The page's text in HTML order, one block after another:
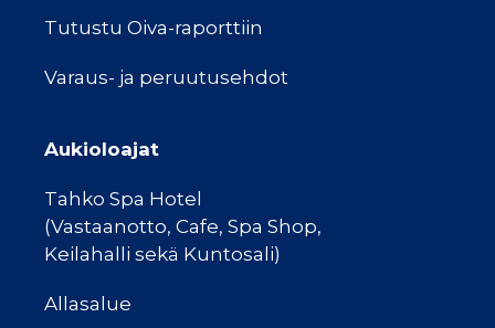
Tutustu Oiva-raporttiin
Varaus- ja peruutusehdot
Aukioloajat
Tahko Spa Hotel
(Vastaanotto, Cafe, Spa Shop,
Keilahalli sekä Kuntosali)
Allasalue